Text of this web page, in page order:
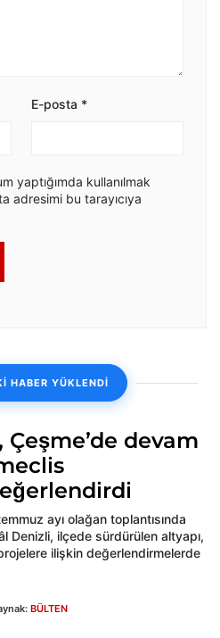
E-posta *
yaptığımda kullanılmak
adresimi bu tarayıcıya
HABER YÜKLENDİ
devam
ayı olağan toplantısında
Denizli, ilçede sürdürülen altyapı,
ilişkin değerlendirmelerde
BÜLTEN